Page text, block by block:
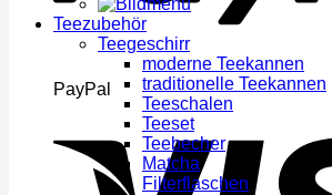
PayPal
Teezubehör
Teegeschirr
moderne Teekannen
traditionelle Teekannen
Teeschalen
Teeset
Teebecher
Matcha
Filterflaschen